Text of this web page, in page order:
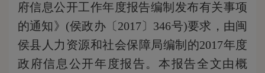
府信息公开工作年度报告编制发布有关事项
的通知》 (侯政办〔2017〕 346号)要求， 由闽
侯县人力资源和社会保障局编制的2017年度
政府信息公开年度报告。本报告全文由概